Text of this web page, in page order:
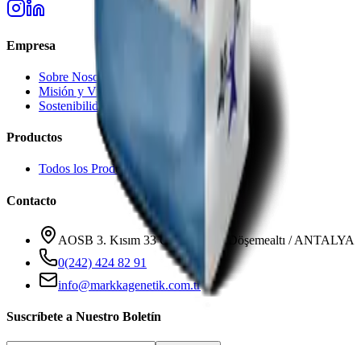
Empresa
Sobre Nosotros
Misión y Visión
Sostenibilidad
Productos
Todos los Productos
Contacto
AOSB 3. Kısım 33 Cadde No: 3 Döşemealtı / ANTALYA
0(242) 424 82 91
info@markkagenetik.com.tr
Suscríbete a Nuestro Boletín